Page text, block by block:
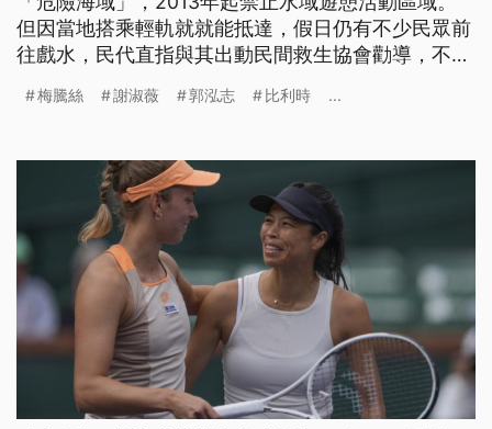
但因當地搭乘輕軌就就能抵達，假日仍有不少民眾前
往戲水，民代直指與其出動民間救生協會勸導，不如
1年後視報告結果來決定。
梅騰絲 謝淑薇 郭泓志 比利時 ...